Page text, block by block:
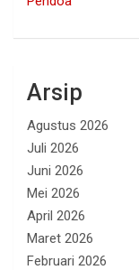
Arsip
Agustus 2026
Juli 2026
Juni 2026
Mei 2026
April 2026
Maret 2026
Februari 2026